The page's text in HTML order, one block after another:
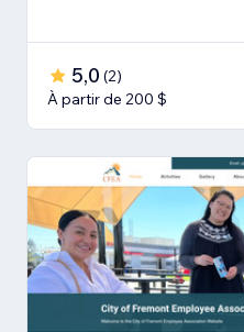
5,0 (2)
À partir de 200 $